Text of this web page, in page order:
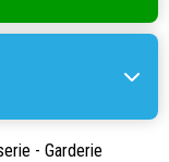
- Garderie